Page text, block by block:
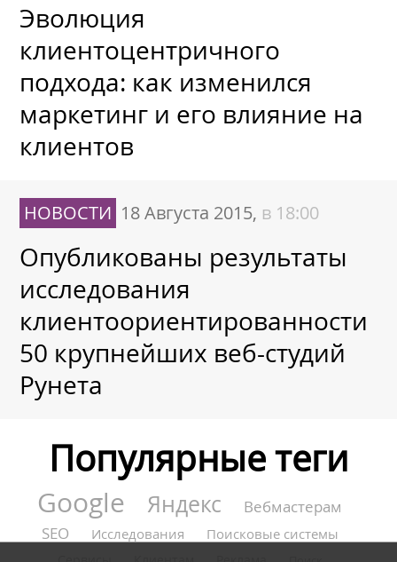
Эволюция
клиентоцентричного
подхода: как изменился
маркетинг и его влияние на
клиентов
НОВОСТИ 18 Августа 2015, в 18:00
Опубликованы результаты
исследования
клиентоориентированности
50 крупнейших веб-студий
Рунета
Популярные теги
Google Яндекс
Вебмастерам
SEO
Исследования Поисковые системы